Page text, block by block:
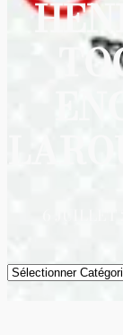
Catégories